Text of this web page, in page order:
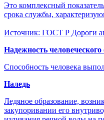
Это комплексный
срока службы,
Источник: ГОСТ Р Дороги
Надежность
Способность человека
Наледь
Ледяное образование,
закупоривании его